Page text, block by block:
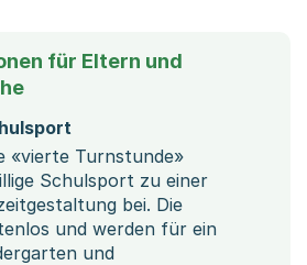
für Eltern und
«vierte Turnstunde»
Schulsport zu einer
bei. Die
und werden für ein
und